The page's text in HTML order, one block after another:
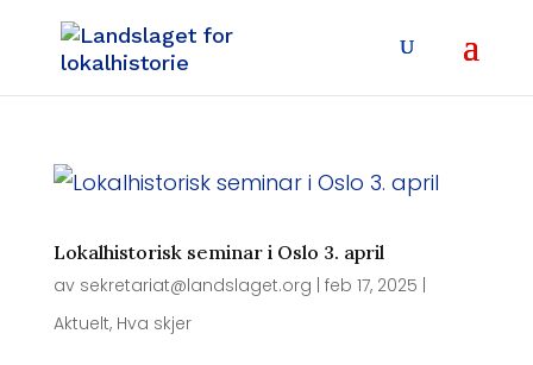
Lokalhistorisk seminar i Oslo 3. april
av sekretariat@landslaget.org feb 17, 2025
Aktuelt, Hva skjer